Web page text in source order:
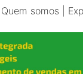
Quem somos